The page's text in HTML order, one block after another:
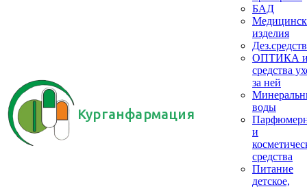
Курганфармация
БАД
изделия
ОПТИКА
средства
за ней
воды
и
средства
Питание
детское,